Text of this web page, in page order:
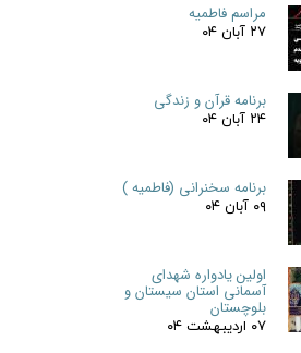
مراسم فاطمیه
۲۷ آبان ۰۴
برنامه قرآن و زندگی
۲۴ آبان ۰۴
برنامه سخنرانی (فاطمیه )
۰۹ آبان ۰۴
اولین یادواره شهدای
آسمانی استان سیستان و
بلوچستان
۰۷ اردیبهشت ۰۴